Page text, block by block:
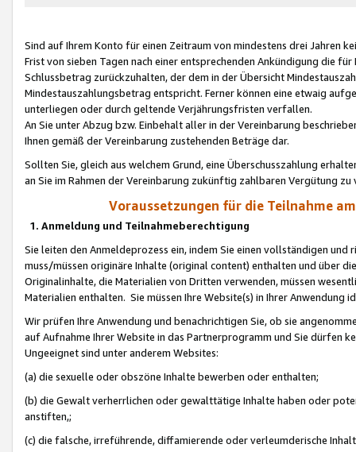
Sind auf Ihrem Konto für einen Zeitraum von mindestens drei Jahren
Frist von sieben Tagen nach einer entsprechenden Ankündigung die
Schlussbetrag zurückzuhalten, der dem in der Übersicht
Mindestauszahlungsbetrag entspricht. Ferner können eine etwaig
unterliegen oder durch geltende Verjährungsfristen verfallen.
An Sie unter Abzug bzw. Einbehalt aller in der Vereinbarung
Ihnen gemäß der Vereinbarung zustehenden Beträge dar.
Sollten Sie, gleich aus welchem Grund, eine Überschusszahlung
an Sie im Rahmen der Vereinbarung zukünftig zahlbaren Vergütung zu
Voraussetzungen für die Teilnahme
1. Anmeldung und Teilnahmeberechtigung
Sie leiten den Anmeldeprozess ein, indem Sie einen vollständigen
muss/müssen originäre Inhalte (original content) enthalten und über
Originalinhalte, die Materialien von Dritten verwenden, müssen
Materialien enthalten. Sie müssen Ihre Website(s) in Ihrer Anwendung
Wir prüfen Ihre Anwendung und benachrichtigen Sie, ob sie
auf Aufnahme Ihrer Website in das Partnerprogramm und Sie dürfen
Ungeeignet sind unter anderem Websites:
(a) die sexuelle oder obszöne Inhalte bewerben oder enthalten;
(b) die Gewalt verherrlichen oder gewalttätige Inhalte haben oder
anstiften,;
(c) die falsche, irreführende, diffamierende oder verleumderische